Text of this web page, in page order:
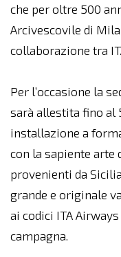
che per oltre 500
Arcivescovile di
collaborazione tra
Per l’occasione la
sarà allestita fino al
installazione a
con la sapiente
provenienti da
grande e originale
ai codici ITA
campagna.